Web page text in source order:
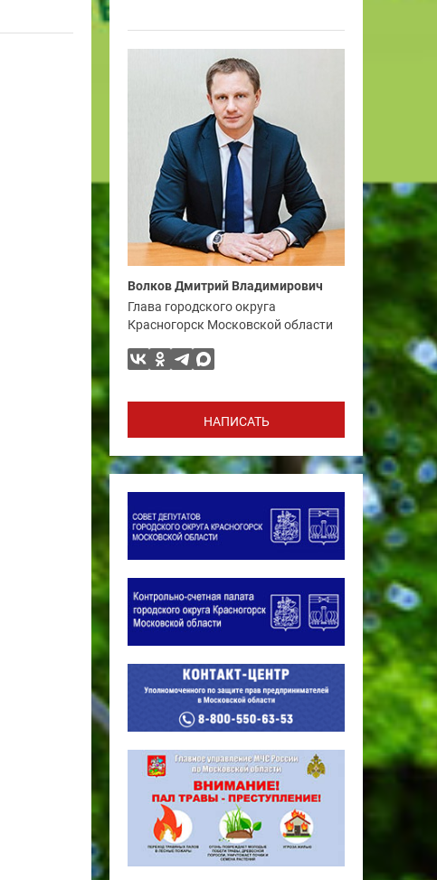
Волков Дмитрий Владимирович
Глава городского округа
Красногорск Московской области
НАПИСАТЬ